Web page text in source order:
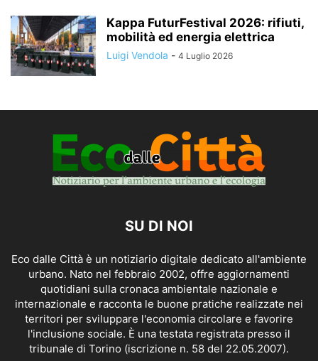
Kappa FuturFestival 2026: rifiuti,
mobilità ed energia elettrica
Luigi Vendola - 4 Luglio 2026
SU DI NOI
Eco dalle Città è un notiziario digitale dedicato all'ambiente
urbano. Nato nel febbraio 2002, offre aggiornamenti
quotidiani sulla cronaca ambientale nazionale e
internazionale e racconta le buone pratiche realizzate nei
territori per sviluppare l'economia circolare e favorire
l'inclusione sociale. È una testata registrata presso il
tribunale di Torino (iscrizione n. 58 del 22.05.2007).